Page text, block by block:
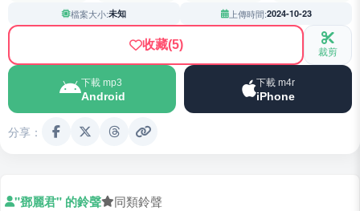
檔案大小:未知 上傳時間:2024-10-23
收藏(5) 裁剪
下載 mp3
Android
下載 m4r
iPhone
分享：
"鄧麗君" 的鈴聲 同類鈴聲